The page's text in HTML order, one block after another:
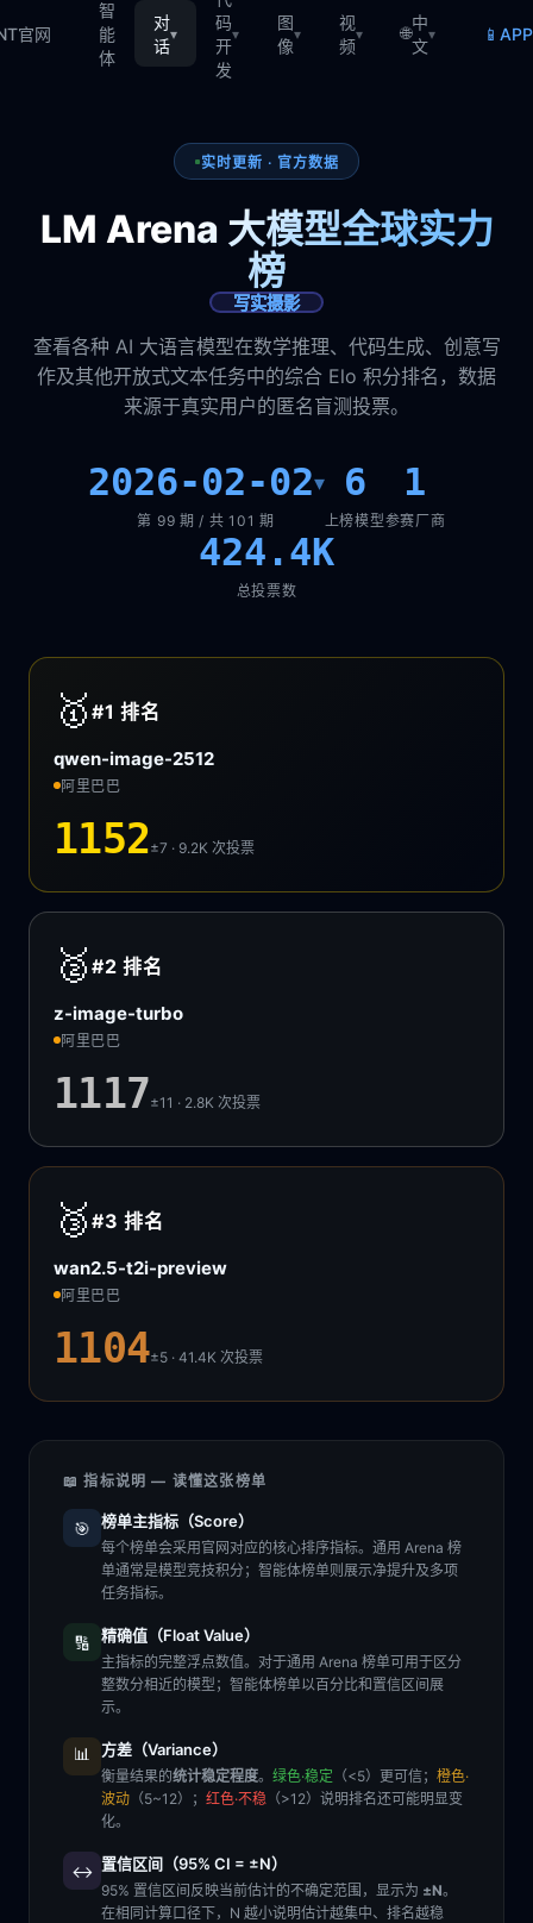
官网
智
能
体
对
话
▾
码
开
发
▾
图
像
▾
视
频
▾ 🌐
中
文
▾ 📱
实时更新 · 官方数据
LM Arena 大模型全球实力
榜
写实摄影
查看各种 AI 大语言模型在数学推理、代码生成、创意写
作及其他开放式文本任务中的综合 Elo 积分排名，数据
来源于真实用户的匿名盲测投票。
2026-02-02▾
第 99 期 / 共 101 期
6
上榜模型
1
参赛厂商
424.4K
总投票数
🥇 #1排名
qwen-image-2512
阿里巴巴
1152±7 · 9.2K次投票
🥈 #2排名
z-image-turbo
阿里巴巴
1117±11 · 2.8K次投票
🥉 #3排名
wan2.5-t2i-preview
阿里巴巴
1104±5 · 41.4K次投票
📖 指标说明 — 读懂这张榜单
🎯 榜单主指标（Score）
每个榜单会采用官网对应的核心排序指标。通用 Arena 榜
单通常是模型竞技积分；智能体榜单则展示净提升及多项
任务指标。
🔢 精确值（Float Value）
主指标的完整浮点数值。对于通用 Arena 榜单可用于区分
整数分相近的模型；智能体榜单以百分比和置信区间展
示。
📊 方差（Variance）
衡量结果的统计稳定程度。 绿色·稳定 （<5）更可信； 橙色·
波动 （5~12）； 红色·不稳 （>12）说明排名还可能明显变
化。
↔️ 置信区间（95% CI = ±N）
95% 置信区间反映当前估计的不确定范围，显示为 ±N。
在相同计算口径下，N 越小说明估计越集中、排名越稳